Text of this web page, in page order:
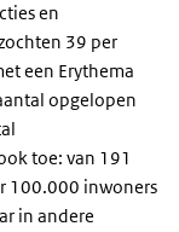
en
39 per
een Erythema
opgelopen
toe: van 191
100.000 inwoners
in andere